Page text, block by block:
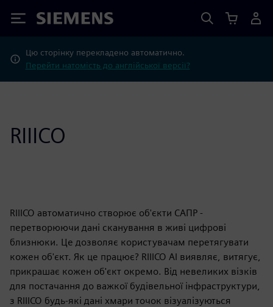
Siemens
Цю сторінку перекладено автоматично.
Перейти натомість до англійської версії?
RIIICO
RIIICO автоматично створює об'єкти САПР -
перетворюючи дані сканування в живі цифрові
близнюки. Це дозволяє користувачам перетягувати
кожен об'єкт. Як це працює? RIIICO AI виявляє, витягує,
прикрашає кожен об'єкт окремо. Від невеликих візків
для постачання до важкої будівельної інфраструктури,
з RIIICO будь-які дані хмари точок візуалізуються